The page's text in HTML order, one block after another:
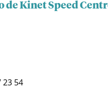
de Kinet Speed
23 54